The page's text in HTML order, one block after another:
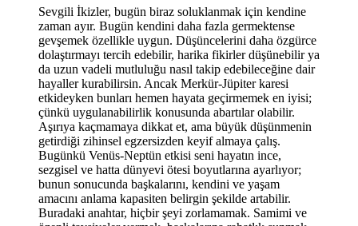
Sevgili İkizler, bugün biraz soluklanmak için kendine
zaman ayır. Bugün kendini daha fazla germektense
gevşemek özellikle uygun. Düşüncelerini daha özgürce
dolaştırmayı tercih edebilir, harika fikirler düşünebilir ya
da uzun vadeli mutluluğu nasıl takip edebileceğine dair
hayaller kurabilirsin. Ancak Merkür-Jüpiter karesi
etkideyken bunları hemen hayata geçirmemek en iyisi;
çünkü uygulanabilirlik konusunda abartılar olabilir.
Aşırıya kaçmamaya dikkat et, ama büyük düşünmenin
getirdiği zihinsel egzersizden keyif almaya çalış.
Bugünkü Venüs-Neptün etkisi seni hayatın ince,
sezgisel ve hatta dünyevi ötesi boyutlarına ayarlıyor;
bunun sonucunda başkalarını, kendini ve yaşam
amacını anlama kapasiten belirgin şekilde artabilir.
Buradaki anahtar, hiçbir şeyi zorlamamak. Samimi ve